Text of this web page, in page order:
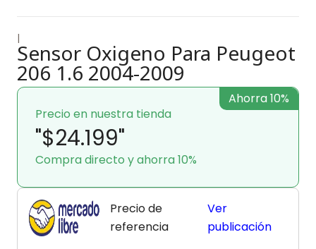
|
Sensor Oxigeno Para Peugeot
206 1.6 2004-2009
Precio en nuestra tienda
"$24.199"
Compra directo y ahorra 10%
Ahorra 10%
Precio de
referencia
Ver
publicación